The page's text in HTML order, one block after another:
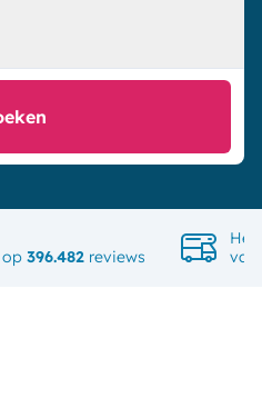
op 396.482 reviews
Het
van